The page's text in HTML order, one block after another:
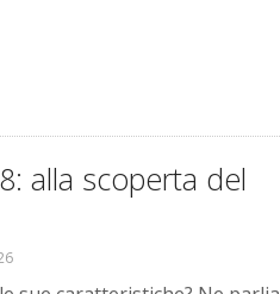
alla scoperta del